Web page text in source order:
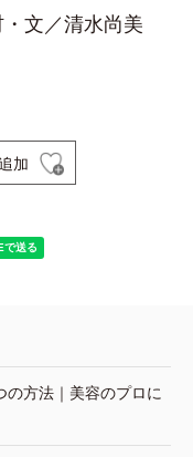
文／清水尚美
加
の方法｜美容のプロに